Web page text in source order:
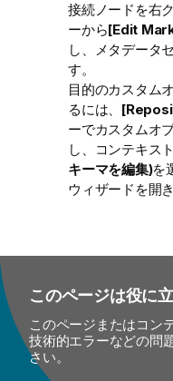
接続ノードを右
ーから[Edit
し、メタデータ
す。
目的のカスタム
るには、
ーでカスタムオ
し、コンテキス
キーマを編集)を
ウィザードを開き
このページは役に
このページまたはコン
技術的エラーなどの問
さい。